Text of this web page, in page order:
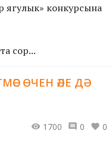
ягулык» конкурсына
сор...
ӨЧЕН ӘЛЕ ДӘ
1700 0 0